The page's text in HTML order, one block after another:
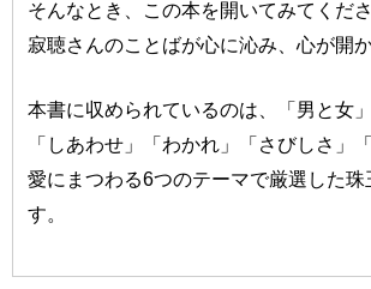
そんなとき、この本を開いてみてくださ
寂聴さんのことばが心に沁み、心が開
本書に収められているのは、「男と女
「しあわせ」「わかれ」「さびしさ」
愛にまつわる6つのテーマで厳選した
す。